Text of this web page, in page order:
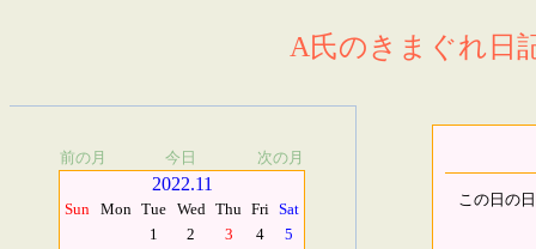
A氏のきまぐれ日
前の月 今日 次の月
2022.11
Sun Mon Tue Wed Thu Fri Sat
1
2 3 4
5
この日の